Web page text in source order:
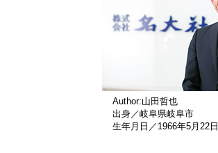
Author:山田哲也
出身／岐阜県岐阜市
生年月日／1966年5月22日